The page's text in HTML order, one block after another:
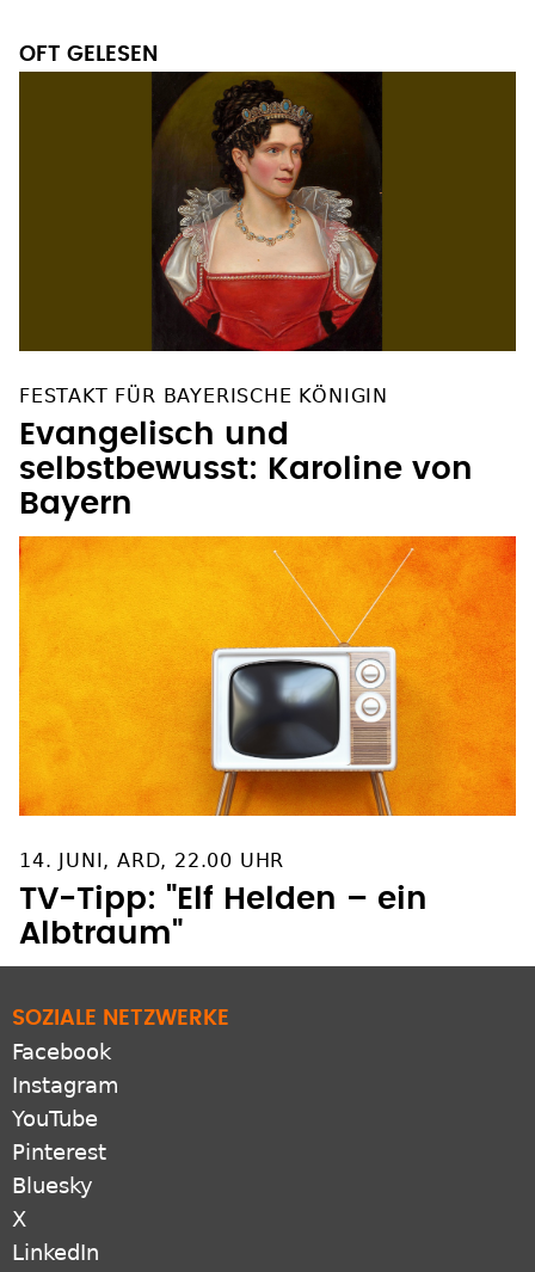
OFT GELESEN
FESTAKT FÜR BAYERISCHE KÖNIGIN
Evangelisch und
selbstbewusst: Karoline von
Bayern
14. JUNI, ARD, 22.00 UHR
TV-Tipp: "Elf Helden – ein
Albtraum"
SOZIALE NETZWERKE
Facebook
Instagram
YouTube
Pinterest
Bluesky
X
LinkedIn